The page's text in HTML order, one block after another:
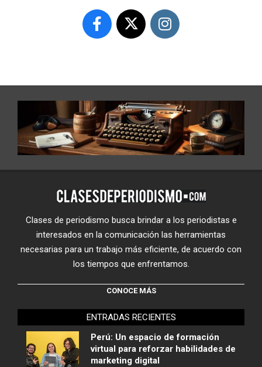
Clases de periodismo busca brindar a los periodistas e
interesados en la comunicación las herramientas
necesarias para un trabajo más eficiente, de acuerdo con
los tiempos que enfrentamos.
CONOCE MÁS
ENTRADAS RECIENTES
Perú: Un espacio de formación
virtual para reforzar habilidades de
marketing digital